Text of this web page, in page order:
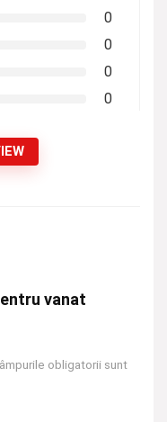
0
0
0
0
vanat
obligatorii sunt